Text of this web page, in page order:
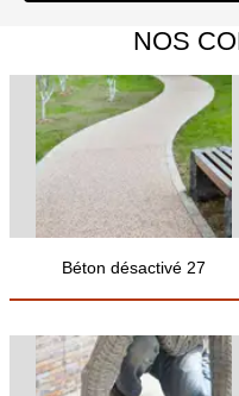
NOS
Béton désactivé 27